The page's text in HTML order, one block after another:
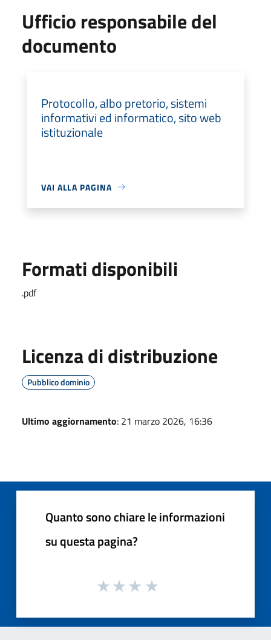
Ufficio responsabile del
documento
Protocollo, albo pretorio, sistemi
informativi ed informatico, sito web
istituzionale
VAI ALLA PAGINA
Formati disponibili
.pdf
Licenza di distribuzione
Pubblico dominio
Ultimo aggiornamento: 21 marzo 2026, 16:36
Quanto sono chiare le informazioni
su questa pagina?